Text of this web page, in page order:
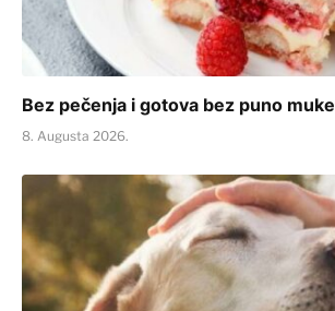
Bez pečenja i gotova bez puno muke
8. Augusta 2026.